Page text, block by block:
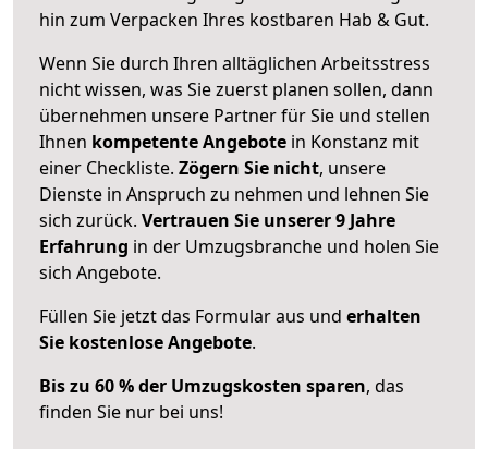
hin zum Verpacken Ihres kostbaren Hab & Gut.
Wenn Sie durch Ihren alltäglichen Arbeitsstress
nicht wissen, was Sie zuerst planen sollen, dann
übernehmen unsere Partner für Sie und stellen
Ihnen kompetente Angebote in Konstanz mit
einer Checkliste. Zögern Sie nicht, unsere
Dienste in Anspruch zu nehmen und lehnen Sie
sich zurück. Vertrauen Sie unserer 9 Jahre
Erfahrung in der Umzugsbranche und holen Sie
sich Angebote.
Füllen Sie jetzt das Formular aus und erhalten
Sie kostenlose Angebote.
Bis zu 60 % der Umzugskosten sparen, das
finden Sie nur bei uns!